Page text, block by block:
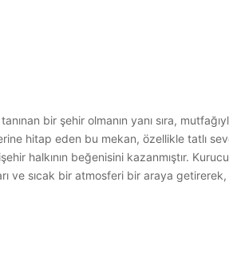
bir şehir olmanın yanı sıra,
hitap eden bu mekan, özellikle tatlı
halkının beğenisini kazanmıştır.
ve sıcak bir atmosferi bir araya